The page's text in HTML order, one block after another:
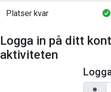
Platser kvar
Logga in på ditt
aktiviteten